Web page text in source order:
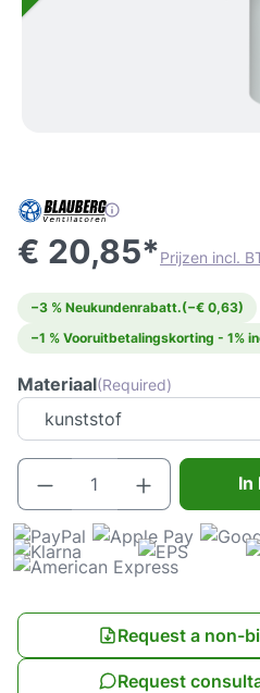
€ 20,85*Prijzen incl.
−3 % Neukundenrabatt.(−€ 0,63)
−1 % Vooruitbetalingskorting - 1%
Materiaal(Required)
In
Request a non-
Request